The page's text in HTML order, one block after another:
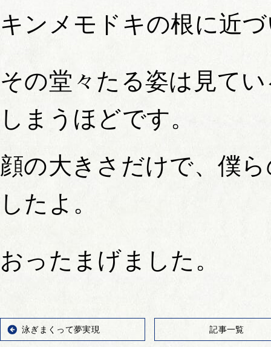
キンメモドキの根に近
その堂々たる姿は見て
しまうほどです。
顔の大きさだけで、僕
したよ。
おったまげました。
泳ぎまくって夢実現 記事一覧